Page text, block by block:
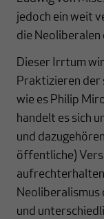
jedoch ein weit
die Neoliberalen
Dieser Irrtum
Praktizieren der
wie es Philip
handelt es sich
und
öffentliche)
Neoliberalismus
und